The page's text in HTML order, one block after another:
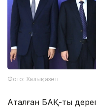
Фото: Халық газеті
Аталған БАҚ-тың